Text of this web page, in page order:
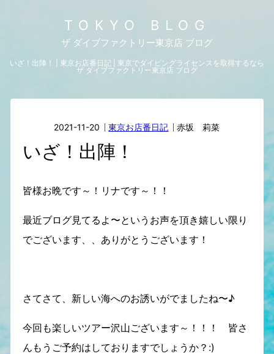
TOKYO BLOG
ザ ダイブファクトリー東京店 ブログ
いざ！出陣！ | 東京お店番日記 | 東京でダイビングライセンスを取得するなら
ザ ダイブファクトリー東京店 ブログ
2021-11-20 東京お店番日記 赤坂 莉菜
いざ！出陣！
皆様お晩です～！リナです～！！
最近ブログ見てるよ〜というお声を頂き嬉しい限り
でございます、、ありがとうございます！
さてさて、新しい海へのお誘いがでましたね〜♪
今回も楽しいツアー沢山ございます～！！！ 皆さ
んもうご予約はしておりますでしょうか？:)